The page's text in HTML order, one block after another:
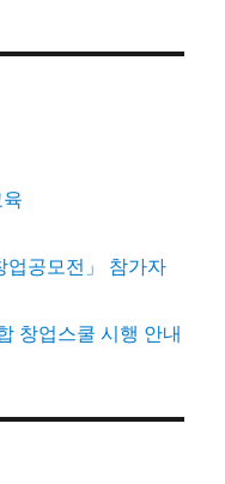
공모전」 참가자
창업스쿨 시행 안내